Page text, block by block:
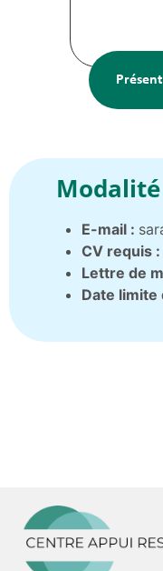
E-mail :
CV requis :
Lettre de
Date limite